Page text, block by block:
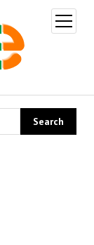
open
menu